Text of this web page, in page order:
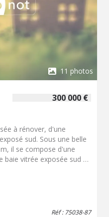
11 photos
300 000 €
à rénover, d'une
sud. Sous une belle
il se compose d'une
baie vitrée exposée sud et
plafond de 2,55 m,
une chambre avec
un dégagement et une
attenant la SDB de
Réf : 75038-87